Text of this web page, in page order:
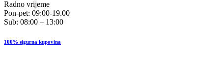
Radno vrijeme
Pon-pet: 09:00-19.00
Sub: 08:00 – 13:00
100% sigurna kupovina